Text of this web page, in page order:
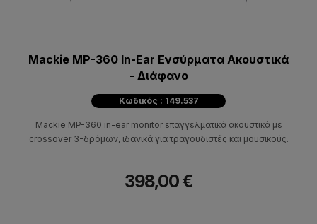
Mackie MP-360 In-Ear Ενσύρματα Ακουστικά
- Διάφανο
Κωδικός : 149.537
Mackie MP-360 in-ear monitor επαγγελματικά ακουστικά με
crossover 3-δρόμων, ιδανικά για τραγουδιστές και μουσικούς.
398,00 €